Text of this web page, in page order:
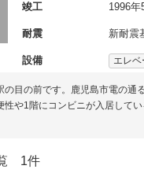
竣工 1996年
耐震 新耐震
設備 エレ
の目の前です。鹿児島市電の
性や1階にコンビニが入居して
1件